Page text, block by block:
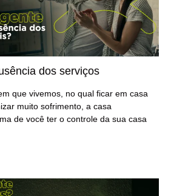
dos serviços
que vivemos, no qual ficar em casa
muito sofrimento, a casa
de você ter o controle da sua casa